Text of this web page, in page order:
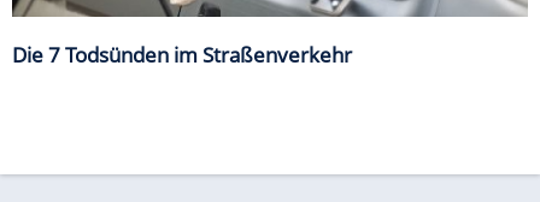
Die 7 Todsünden im Straßenverkehr